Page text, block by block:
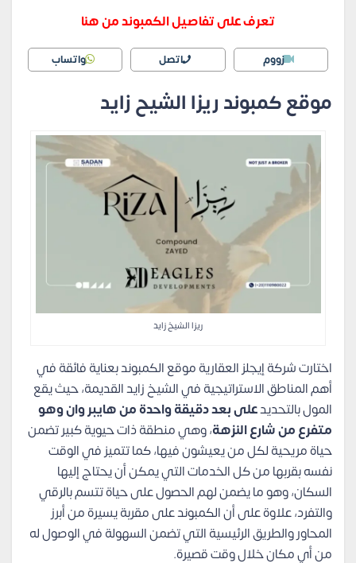
تعرف على تفاصيل الكمبوند من هنا
زووم اتصل واتساب
موقع كمبوند ريزا الشيح زايد
ريزا الشيخ زايد
اختارت شركة إيجلز العقارية موقع الكمبوند بعناية فائقة في
أهم المناطق الاستراتيجية في الشيخ زايد القديمة، حيث يقع
المول بالتحديدعلى بعد دقيقة واحدة من هايبر وان وهو
متفرع من شارع النزهة، وهي منطقة ذات حيوية كبير تضمن
حياة مريحية لكل من يعيشون فيها، كما تتميز في الوقت
نفسه بقربها من كل الخدمات التي يمكن أن يحتاج إليها
السكان، وهو ما يضمن لهم الحصول على حياة تتسم بالرقي
والتفرد، علاوة على أن الكمبوند على مقربة يسيرة من أبرز
المحاور والطريق الرئيسية التي تضمن السهولة في الوصول له
من أي مكان خلال وقت قصيرة.